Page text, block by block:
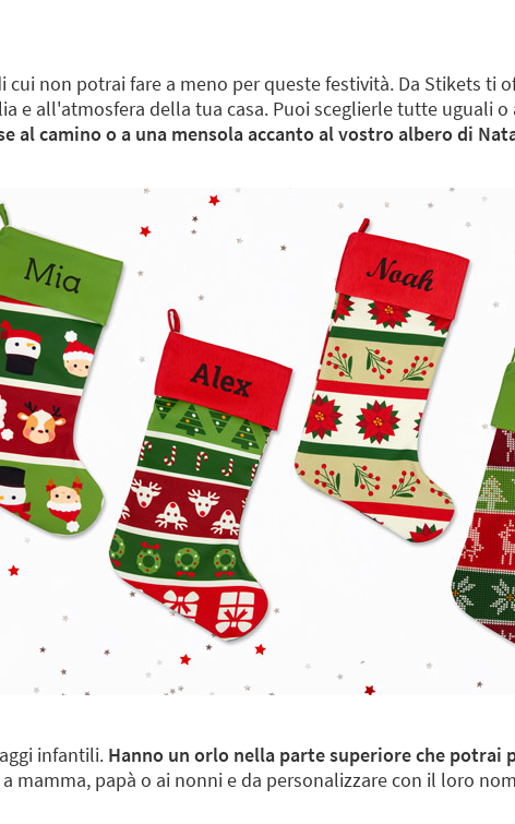
cui non potrai fare a meno per queste festività. Da Stikets ti
e all'atmosfera della tua casa. Puoi sceglierle tutte uguali
al camino o a una mensola accanto al vostro albero di
infantili. Hanno un orlo nella parte superiore che potrai
mamma, papà o ai nonni e da personalizzare con il loro